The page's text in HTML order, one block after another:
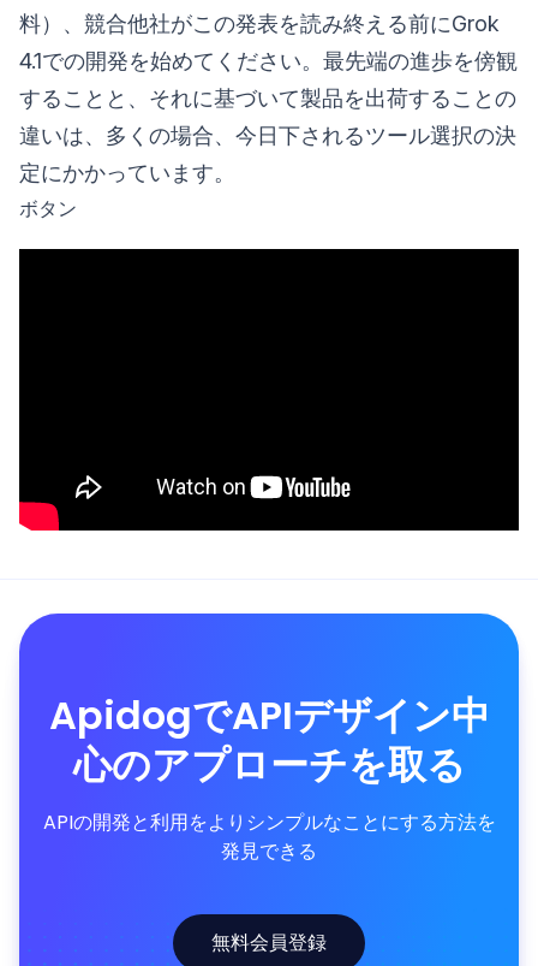
料）、競合他社がこの発表を読み終える前にGrok
4.1での開発を始めてください。最先端の進歩を傍観
することと、それに基づいて製品を出荷することの
違いは、多くの場合、今日下されるツール選択の決
定にかかっています。
ボタン
ApidogでAPIデザイン中
心のアプローチを取る
APIの開発と利用をよりシンプルなことにする方法を
発見できる
無料会員登録